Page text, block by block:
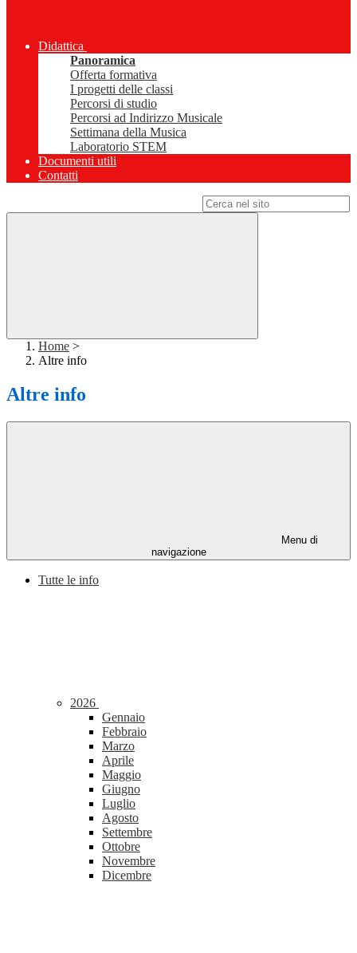
Didattica
Panoramica
Offerta formativa
I progetti delle classi
Percorsi di studio
Percorsi ad Indirizzo Musicale
Settimana della Musica
Laboratorio STEM
Documenti utili
Contatti
Home >
Altre info
Altre info
Menu di
navigazione
Tutte le info
2026
Gennaio
Febbraio
Marzo
Aprile
Maggio
Giugno
Luglio
Agosto
Settembre
Ottobre
Novembre
Dicembre